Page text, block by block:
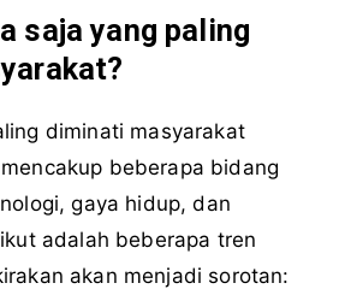
saja yang paling
diminati masyarakat
beberapa bidang
gaya hidup, dan
adalah beberapa tren
akan menjadi sorotan: